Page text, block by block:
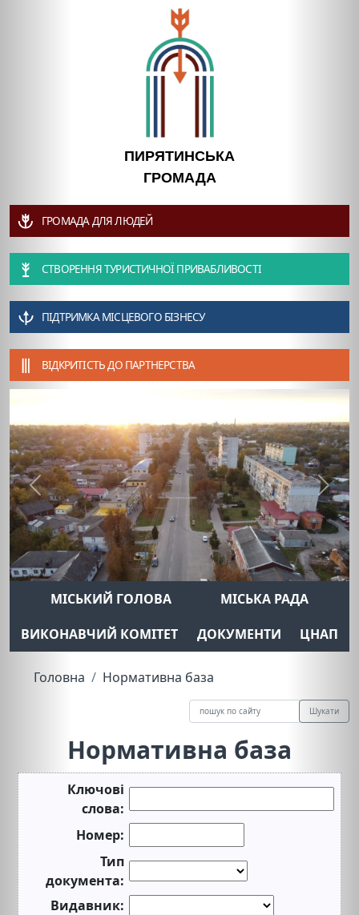
ПИРЯТИНСЬКА
ГРОМАДА
ГРОМАДА ДЛЯ ЛЮДЕЙ
СТВОРЕННЯ ТУРИСТИЧНОЇ ПРИВАБЛИВОСТІ
ПІДТРИМКА МІСЦЕВОГО БІЗНЕСУ
ВІДКРИТІСТЬ ДО ПАРТНЕРСТВА
Previous Next
МІСЬКИЙ ГОЛОВА
МІСЬКА РАДА
ВИКОНАВЧИЙ КОМІТЕТ
ДОКУМЕНТИ ЦНАП
Головна Нормативна база
Шукати
Нормативна база
Ключові
слова:
Номер:
Тип
документа:
Видавник: